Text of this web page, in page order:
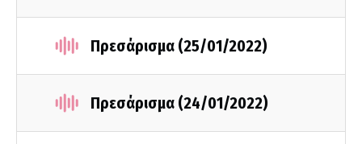
Πρεσάρισμα (25/01/2022)
Πρεσάρισμα (24/01/2022)